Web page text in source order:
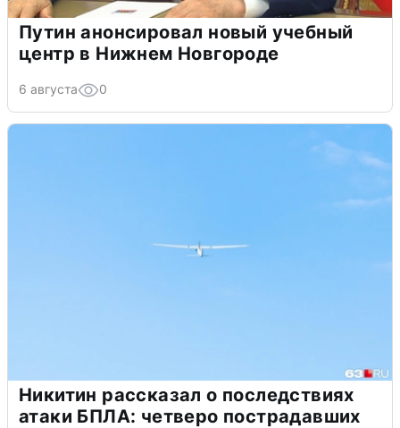
Путин анонсировал новый учебный
центр в Нижнем Новгороде
6 августа 0
Никитин рассказал о последствиях
атаки БПЛА: четверо пострадавших